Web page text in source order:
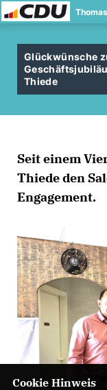
Glückwünsche
Thiede
Seit einem
Thiede den
Engagement.
Cookie Hinweis